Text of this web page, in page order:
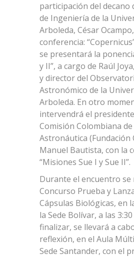
participación del decano
de Ingeniería de la
Arboleda, César
conferencia:
se presentará la
y II”, a cargo de Raúl
y director del
Astronómico de la
Arboleda. En otro
intervendrá el
Comisión Colombiana
Astronáutica (Fundación
Manuel Bautista, con la
“Misiones Sue I y Sue II”.
Durante el encuentro se
Concurso Prueba y
Cápsulas Biológicas, en
la Sede Bolívar, a las
finalizar, se llevará a
reflexión, en el Aula
Sede Santander, con el